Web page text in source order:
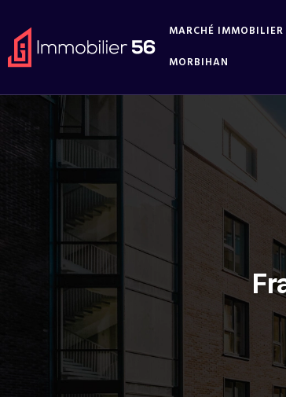
MARCHÉ
MORBIHAN